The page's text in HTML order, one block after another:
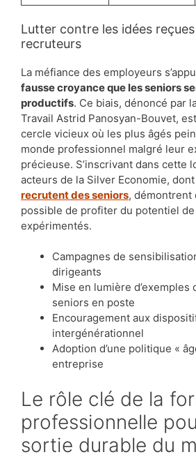
Lutter contre les idées reçues auprès des
recruteurs
La méfiance des employeurs
fausse croyance que les seniors
productifs. Ce biais, dénoncé par
Travail Astrid Panosyan-Bouvet,
cercle vicieux où les plus âgés
monde professionnel malgré leur
précieuse. S’inscrivant dans cette
acteurs de la Silver Economie, dont
recrutent des seniors, démontrent
possible de profiter du potentiel
expérimentés.
Campagnes de
dirigeants
Mise en lumière d’exemples
seniors en poste
Encouragement aux
intergénérationnel
Adoption d’une politique «
entreprise
Le rôle clé de la formation
professionnelle
sortie durable du